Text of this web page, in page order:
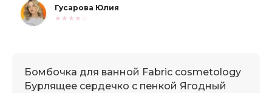
Гусарова Юлия
★★★★☆
Бомбочка для ванной Fabric cosmetology
Бурлящее сердечко с пенкой Ягодный